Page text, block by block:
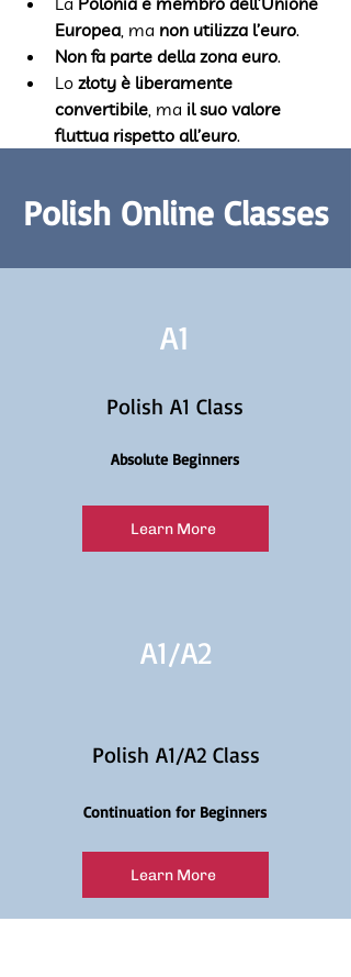
Europea, ma non utilizza l’euro.
Non fa parte della zona euro.
Lo złoty è liberamente
convertibile, ma il suo valore
fluttua rispetto all’euro.
Polish Online Classes
A1
Polish A1 Class
Absolute Beginners
Learn More
A1/A2
Polish A1/A2 Class
Continuation for Beginners
Learn More